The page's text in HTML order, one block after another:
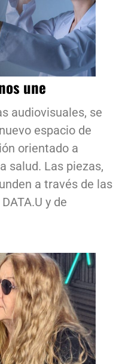
une
audiovisuales, se
espacio de
orientado a
salud. Las piezas,
a través de las
y de